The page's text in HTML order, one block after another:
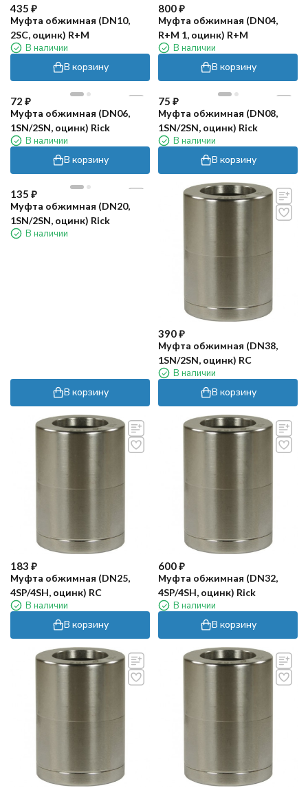
435 ₽
Муфта обжимная (DN10,
2SC, оцинк) R+M
В наличии
В корзину
800₽
Муфта обжимная (DN04,
R+M 1, оцинк) R+M
В наличии
В корзину
72 ₽
Муфта обжимная (DN06,
1SN/2SN, оцинк) Rick
В наличии
В корзину
75 ₽
Муфта обжимная (DN08,
1SN/2SN, оцинк) Rick
В наличии
В корзину
135 ₽
Муфта обжимная (DN20,
1SN/2SN, оцинк) Rick
В наличии
В корзину
390₽
Муфта обжимная (DN38,
1SN/2SN, оцинк) RC
В наличии
В корзину
183 ₽
Муфта обжимная (DN25,
4SP/4SH, оцинк) RC
В наличии
В корзину
600₽
Муфта обжимная (DN32,
4SP/4SH, оцинк) Rick
В наличии
В корзину